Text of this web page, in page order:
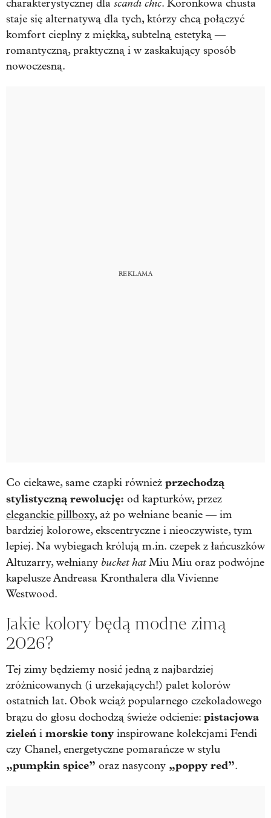
charakterystycznej dla scandi chic. Koronkowa chusta
staje się alternatywą dla tych, którzy chcą połączyć
komfort cieplny z miękką, subtelną estetyką —
romantyczną, praktyczną i w zaskakujący sposób
nowoczesną.
Co ciekawe, same czapki również przechodzą
stylistyczną rewolucję: od kapturków, przez
eleganckie pillboxy, aż po wełniane beanie — im
bardziej kolorowe, ekscentryczne i nieoczywiste, tym
lepiej. Na wybiegach królują m.in. czepek z łańcuszków
Altuzarry, wełniany bucket hatMiu Miu oraz podwójne
kapelusze Andreasa Kronthalera dla Vivienne
Westwood.
Jakie kolory będą modne zimą
2026?
Tej zimy będziemy nosić jedną z najbardziej
zróżnicowanych (i urzekających!) palet kolorów
ostatnich lat. Obok wciąż popularnego czekoladowego
brązu do głosu dochodzą świeże odcienie: pistacjowa
zieleń i morskie tony inspirowane kolekcjami Fendi
czy Chanel, energetyczne pomarańcze w stylu
„pumpkin spice” oraz nasycony „poppy red”.